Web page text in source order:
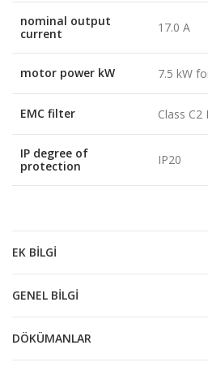
nominal output
current
17.0 A
motor power kW 7.5 kW
EMC filter Class
IP degree of
protection
IP20
EK BILGI
GENEL BILGI
DÖKÜMANLAR